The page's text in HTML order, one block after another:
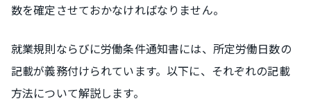
数を確定させておかなければなりません。
就業規則ならびに労働条件通知書には、所定労働日数の
記載が義務付けられています。以下に、それぞれの記載
方法について解説します。